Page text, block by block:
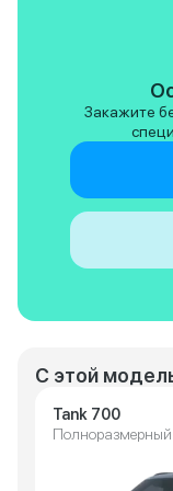
требуют
ощущение
дороге.
С этой
Tank 700
Закажите